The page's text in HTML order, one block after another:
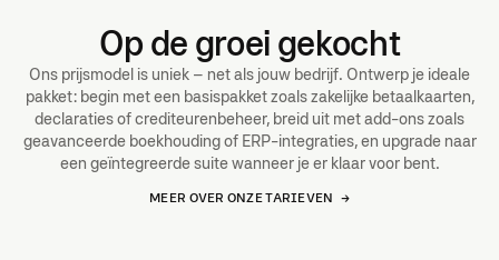
Op de groei gekocht
Ons prijsmodel is uniek – net als jouw bedrijf. Ontwerp je ideale
pakket: begin met een basispakket zoals zakelijke betaalkaarten,
declaraties of crediteurenbeheer, breid uit met add-ons zoals
geavanceerde boekhouding of ERP-integraties, en upgrade naar
een geïntegreerde suite wanneer je er klaar voor bent.
MEER OVER ONZE TARIEVEN →